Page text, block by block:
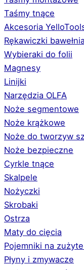
Taśmy tnące
Akcesoria
Rękawiczki
Wybieraki do folii
Magnesy
Linijki
Narzędzia OLFA
Noże segmentowe
Noże krążkowe
Noże do tworzyw
Noże bezpieczne
Cyrkle tnące
Skalpele
Nożyczki
Skrobaki
Ostrza
Maty do cięcia
Pojemniki na
Płyny i zmywacze